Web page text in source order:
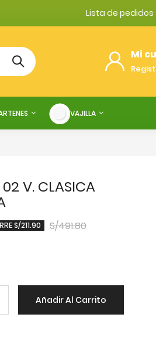
Lista de pedidos
Mi
VAJILLA
V. CLASICA
S/211.90 S/491.80
Añadir Al Carrito